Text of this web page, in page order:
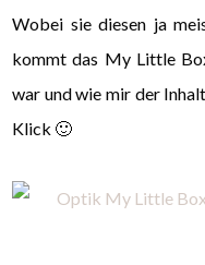
Wobei sie diesen ja
kommt das My Little
war und wie mir der
Klick 🙂